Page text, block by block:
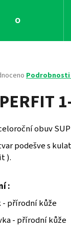
Obchodní
Podrobnosti
obuv
podešve s
).
:
- přírodní kůže
- přírodní kůže